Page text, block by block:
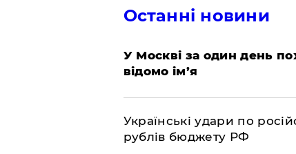
Останні новини
​У Москві за один день
відомо ім’я
​Українські удари по
рублів бюджету РФ